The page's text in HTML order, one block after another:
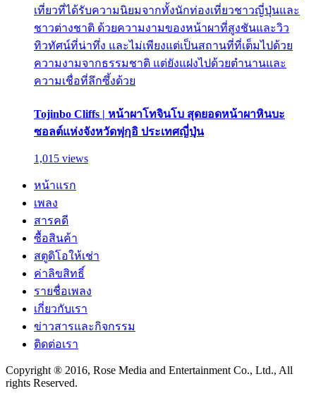
เที่ยวที่ได้รับความนิยมจากทั้งนักท่องเที่ยวชาวญี่ปุ่นและ
ชาวต่างชาติ ด้วยความงามของหน้าผาที่สูงชันและวิว
ทิวทัศน์ที่น่าทึ่ง และไม่เพียงแต่เป็นสถานที่ที่เต็มไปด้วย
ความงามจากธรรมชาติ แต่ยังแฝงไปด้วยตำนานและ
ความเชื่อที่ลึกซึ้งด้วย
Tojinbo Cliffs | หน้าผาโทจินโบ สุดยอดหน้าผาหินบะ
ซอลต์แห่งจังหวัดฟุกุอิ ประเทศญี่ปุ่น
1,015 views
หน้าแรก
เพลง
สารคดี
ซื้อสินค้า
สตูดิโอให้เช่า
ค่าลิขสิทธิ์
รายชื่อเพลง
เกี่ยวกับเรา
ข่าวสารและกิจกรรม
ติดต่อเรา
Copyright ® 2016, Rose Media and Entertainment Co., Ltd., All
rights Reserved.